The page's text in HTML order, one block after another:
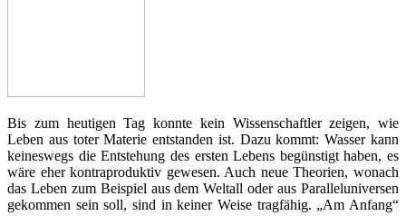
Bis zum heutigen Tag konnte kein Wissenschaftler zeigen, wie
Leben aus toter Materie entstanden ist. Dazu kommt: Wasser kann
keineswegs die Entstehung des ersten Lebens begünstigt haben, es
wäre eher kontraproduktiv gewesen. Auch neue Theorien, wonach
das Leben zum Beispiel aus dem Weltall oder aus Paralleluniversen
gekommen sein soll, sind in keiner Weise tragfähig. „Am Anfang“